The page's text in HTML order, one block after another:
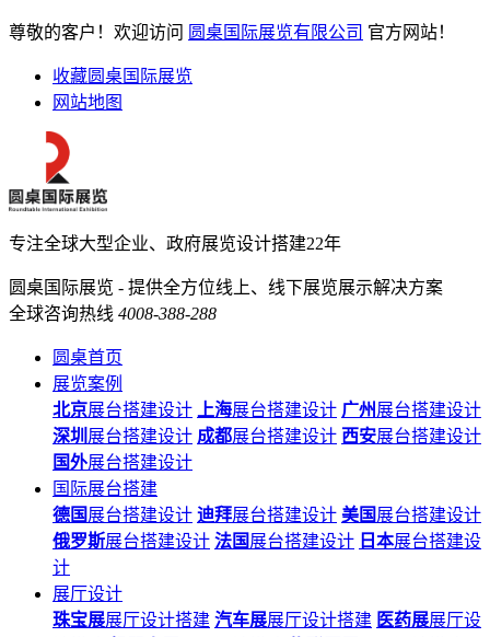
尊敬的客户！欢迎访问 圆桌国际展览有限公司 官方网站！
收藏圆桌国际展览
网站地图
专注全球大型企业、政府展览设计搭建22年
圆桌国际展览 - 提供全方位线上、线下展览展示解决方案
全球咨询热线 4008-388-288
圆桌首页
展览案例
北京展台搭建设计 上海展台搭建设计 广州展台搭建设计
深圳 展台搭建设计 成都展台搭建设计 西安展台搭建设计
国外展台搭建设计
国际展台搭建
德国 展台搭建设计 迪拜展台搭建设计 美国 展台搭建设计
俄罗斯展台搭建设计 法国 展台搭建设计 日本展台搭建设
计
展厅设计
珠宝展展厅设计搭建 汽车展展厅设计搭建 医药展展厅设